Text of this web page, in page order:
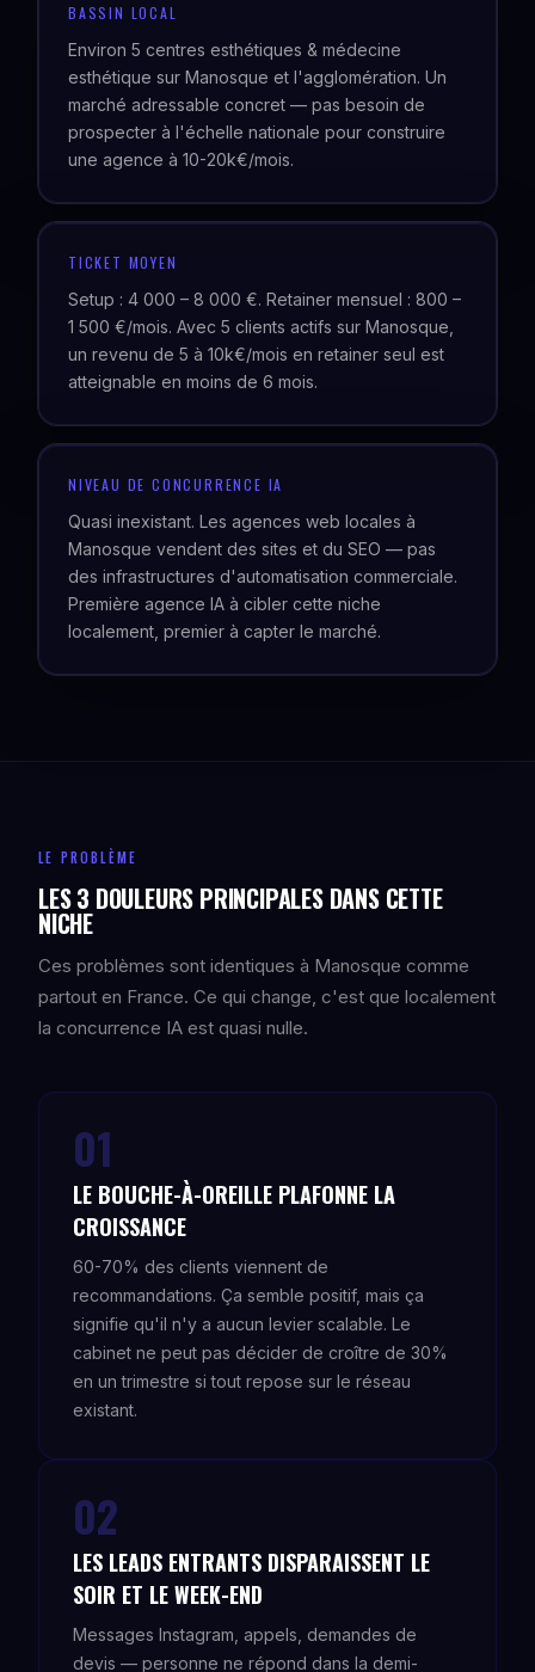
BASSIN LOCAL
Environ 5 centres esthétiques & médecine
esthétique sur Manosque et l'agglomération. Un
marché adressable concret — pas besoin de
prospecter à l'échelle nationale pour construire
une agence à 10-20k€/mois.
TICKET MOYEN
Setup : 4 000 – 8 000 €. Retainer mensuel : 800 –
1 500 €/mois. Avec 5 clients actifs sur Manosque,
un revenu de 5 à 10k€/mois en retainer seul est
atteignable en moins de 6 mois.
NIVEAU DE CONCURRENCE IA
Quasi inexistant. Les agences web locales à
Manosque vendent des sites et du SEO — pas
des infrastructures d'automatisation commerciale.
Première agence IA à cibler cette niche
localement, premier à capter le marché.
LE PROBLÈME
LES 3 DOULEURS PRINCIPALES DANS CETTE
NICHE
Ces problèmes sont identiques à Manosque comme
partout en France. Ce qui change, c'est que localement
la concurrence IA est quasi nulle.
01
LE BOUCHE-À-OREILLE PLAFONNE LA
CROISSANCE
60-70% des clients viennent de
recommandations. Ça semble positif, mais ça
signifie qu'il n'y a aucun levier scalable. Le
cabinet ne peut pas décider de croître de 30%
en un trimestre si tout repose sur le réseau
existant.
02
LES LEADS ENTRANTS DISPARAISSENT LE
SOIR ET LE WEEK-END
Messages Instagram, appels, demandes de
devis — personne ne répond dans la demi-